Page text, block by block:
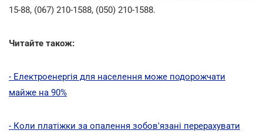
15-88, (067) 210-1588, (050) 210-1588.
Читайте також:
- Електроенергія для населення може подорожчати
майже на 90%
- Коли платіжки за опалення зобов'язані перерахувати